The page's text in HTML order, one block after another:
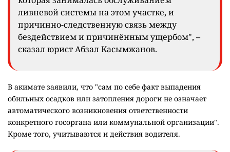
ливневой системы на этом участке, и
причинно-следственную связь между
бездействием и причинённым ущербом", –
сказал юрист Абзал Касымжанов.
В акимате заявили, что "сам по себе факт выпадения
обильных осадков или затопления дороги не означает
автоматического возникновения ответственности
конкретного госоргана или коммунальной организации".
Кроме того, учитываются и действия водителя.